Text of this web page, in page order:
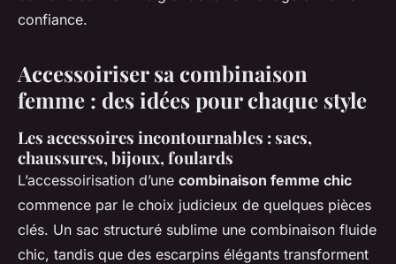
confiance.
Accessoiriser sa combinaison
femme : des idées pour chaque style
Les accessoires incontournables : sacs,
chaussures, bijoux, foulards
L’accessoirisation d’une combinaison femme chic
commence par le choix judicieux de quelques pièces
clés. Un sac structuré sublime une combinaison fluide
chic, tandis que des escarpins élégants transforment